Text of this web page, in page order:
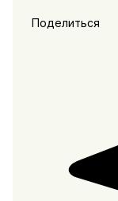
Поделиться